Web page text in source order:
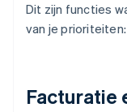
Dit zijn functies
van je prioriteiten:
Facturatie